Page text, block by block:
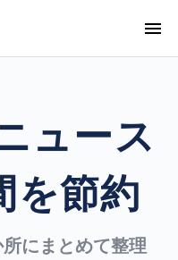
ュース
を節約
にまとめて整理